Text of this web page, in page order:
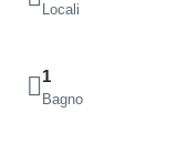
Locali
1
Bagno